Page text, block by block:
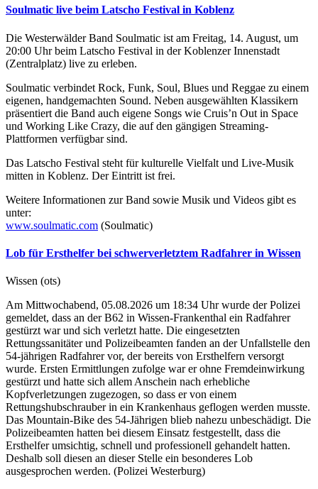
Soulmatic live beim Latscho Festival in Koblenz
Die Westerwälder Band Soulmatic ist am Freitag, 14. August, um
20:00 Uhr beim Latscho Festival in der Koblenzer Innenstadt
(Zentralplatz) live zu erleben.
Soulmatic verbindet Rock, Funk, Soul, Blues und Reggae zu einem
eigenen, handgemachten Sound. Neben ausgewählten Klassikern
präsentiert die Band auch eigene Songs wie Cruis’n Out in Space
und Working Like Crazy, die auf den gängigen Streaming-
Plattformen verfügbar sind.
Das Latscho Festival steht für kulturelle Vielfalt und Live-Musik
mitten in Koblenz. Der Eintritt ist frei.
Weitere Informationen zur Band sowie Musik und Videos gibt es
unter:
www.soulmatic.com (Soulmatic)
Lob für Ersthelfer bei schwerverletztem Radfahrer in Wissen
Wissen (ots)
Am Mittwochabend, 05.08.2026 um 18:34 Uhr wurde der Polizei
gemeldet, dass an der B62 in Wissen-Frankenthal ein Radfahrer
gestürzt war und sich verletzt hatte. Die eingesetzten
Rettungssanitäter und Polizeibeamten fanden an der Unfallstelle den
54-jährigen Radfahrer vor, der bereits von Ersthelfern versorgt
wurde. Ersten Ermittlungen zufolge war er ohne Fremdeinwirkung
gestürzt und hatte sich allem Anschein nach erhebliche
Kopfverletzungen zugezogen, so dass er von einem
Rettungshubschrauber in ein Krankenhaus geflogen werden musste.
Das Mountain-Bike des 54-Jährigen blieb nahezu unbeschädigt. Die
Polizeibeamten hatten bei diesem Einsatz festgestellt, dass die
Ersthelfer umsichtig, schnell und professionell gehandelt hatten.
Deshalb soll diesen an dieser Stelle ein besonderes Lob
ausgesprochen werden. (Polizei Westerburg)